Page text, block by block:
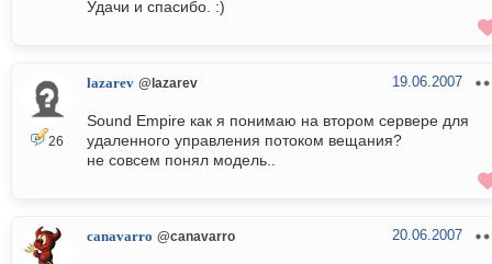
Удачи и спасибо. :)
26
lazarev @lazarev 19.06.2007
Sound Empire как я понимаю на втором сервере для
удаленного управления потоком вещания?
не совсем понял модель..
canavarro @canavarro 20.06.2007